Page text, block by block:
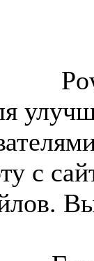
с